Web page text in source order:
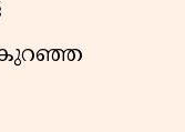
കുറഞ്ഞ